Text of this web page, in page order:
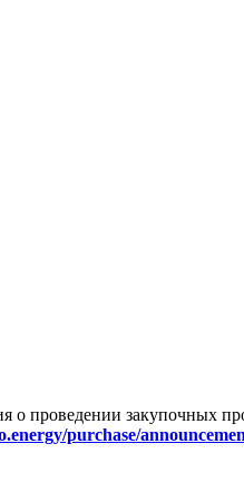
о проведении
purchase/